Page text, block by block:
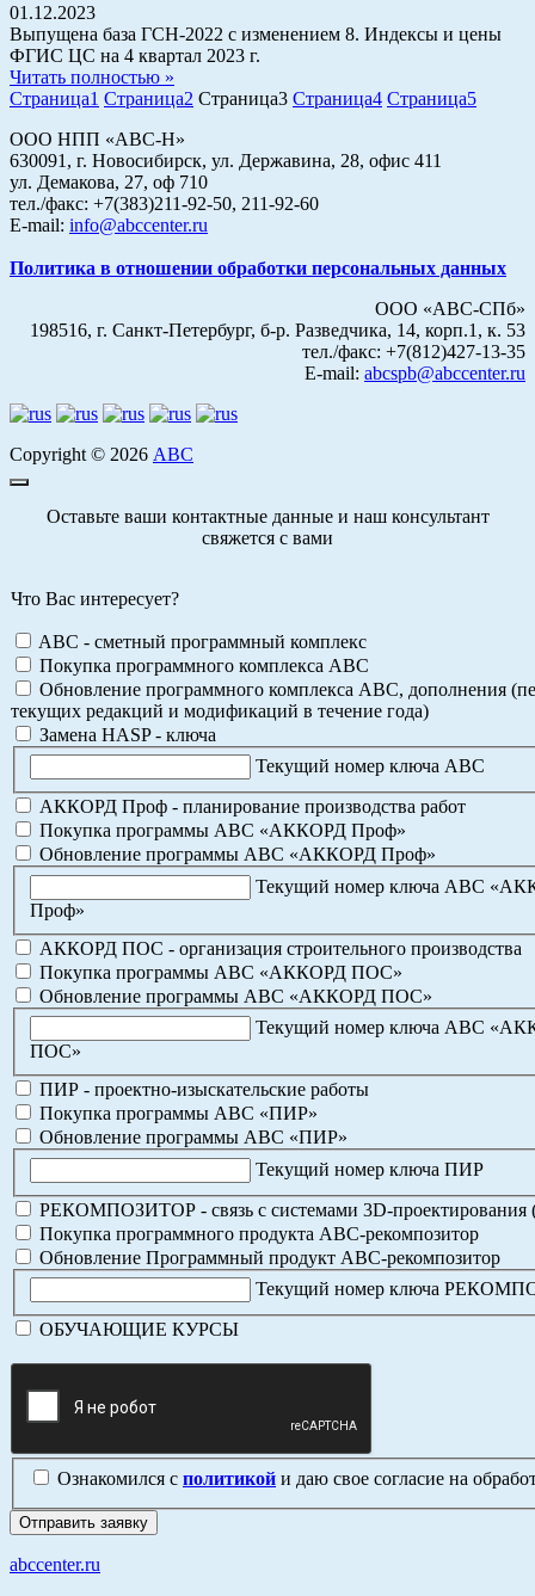
01.12.2023
Выпущена база ГСН-2022 с изменением 8. Индексы и цены
ФГИС ЦС на 4 квартал 2023 г.
Читать полностью »
Страница1 Страница2 Страница3 Страница4 Страница5
ООО НПП «АВС-Н»
630091, г. Новосибирск, ул. Державина, 28, офис 411
ул. Демакова, 27, оф 710
тел./факс: +7(383)211-92-50, 211-92-60
E-mail: info@abccenter.ru
Политика в отношении обработки персональных данных
ООО «АВС-СПб»
198516, г. Санкт-Петербург, б-р. Разведчика, 14, корп.1, к. 53
тел./факс: +7(812)427-13-35
E-mail: abcspb@abccenter.ru
Copyright © 2026 АВС
Оставьте ваши контактные данные и наш консультант
свяжется с вами
Что Вас интересует?
ABC - сметный программный комплекс
Покупка программного комплекса АВС
Обновление программного комплекса АВС, дополнения
текущих редакций и модификаций в течение года)
Замена HASP - ключа
Текущий номер ключа АВС
АККОРД Проф - планирование производства работ
Покупка программы АВС «АККОРД Проф»
Обновление программы АВС «АККОРД Проф»
Текущий номер ключа АВС
Проф»
АККОРД ПОС - организация строительного производства
Покупка программы АВС «АККОРД ПОС»
Обновление программы АВС «АККОРД ПОС»
Текущий номер ключа АВС
ПОС»
ПИР - проектно-изыскательские работы
Покупка программы АВС «ПИР»
Обновление программы АВС «ПИР»
Текущий номер ключа ПИР
РЕКОМПОЗИТОР - связь с системами 3D-проектирования
Покупка программного продукта АВС-рекомпозитор
Обновление Программный продукт АВС-рекомпозитор
Текущий номер ключа
ОБУЧАЮЩИЕ КУРСЫ
Ознакомился с политикой и даю свое согласие на
abccenter.ru